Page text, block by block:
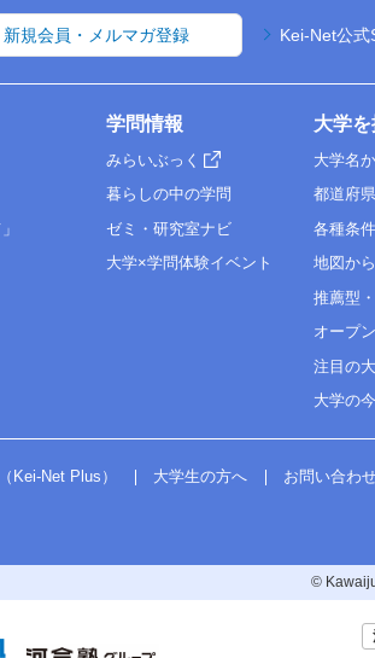
新規会員・メルマガ登録 Kei-Net公式
学問情報
みらいぶっく
暮らしの中の学問
ゼミ・研究室ナビ
大学×学問体験イベント
大学
大学名
都道府
各種条
地図か
推薦型
オープ
注目の
大学の
Kei-Net Plus） 大学生の方へ お問い合わ
©